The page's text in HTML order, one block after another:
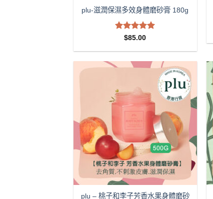
plu-滋潤保濕多效身體磨砂膏 180g
評分5.00
$85.00
plu – 桃子和李子芳香水果身體磨砂